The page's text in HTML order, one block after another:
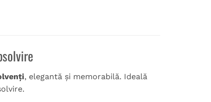
, elegantă și memorabilă. Ideală